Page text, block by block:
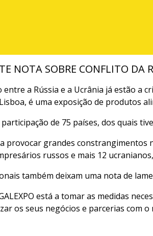
NOTA SOBRE CONFLITO DA
a Rússia e a Ucrânia já estão a
é uma exposição de produtos
de 75 países, dos quais
provocar grandes
russos e mais 12
também deixam uma nota de
está a tomar as medidas
os seus negócios e parcerias com o